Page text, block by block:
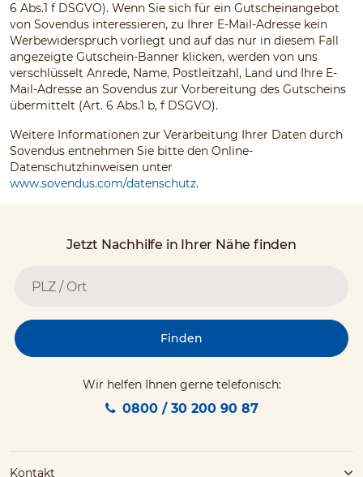
6 Abs.1 f DSGVO). Wenn Sie sich für ein Gutscheinangebot
von Sovendus interessieren, zu Ihrer E-Mail-Adresse kein
Werbewiderspruch vorliegt und auf das nur in diesem Fall
angezeigte Gutschein-Banner klicken, werden von uns
verschlüsselt Anrede, Name, Postleitzahl, Land und Ihre E-
Mail-Adresse an Sovendus zur Vorbereitung des Gutscheins
übermittelt (Art. 6 Abs.1 b, f DSGVO).
Weitere Informationen zur Verarbeitung Ihrer Daten durch
Sovendus entnehmen Sie bitte den Online-
Datenschutzhinweisen unter
www.sovendus.com/datenschutz.
Jetzt Nachhilfe in Ihrer Nähe finden
Finden
Wir helfen Ihnen gerne telefonisch:
0800 / 30 200 90 87
Kontakt